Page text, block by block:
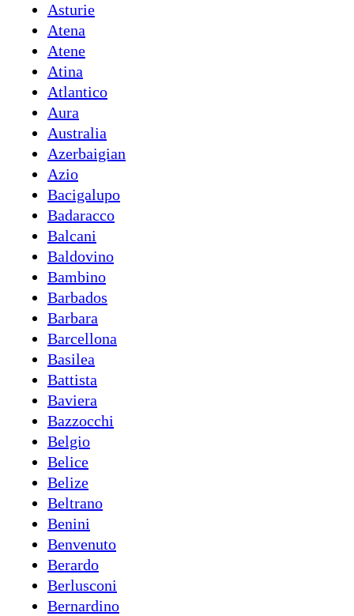
Asturie
Atena
Atene
Atina
Atlantico
Aura
Australia
Azerbaigian
Azio
Bacigalupo
Badaracco
Balcani
Baldovino
Bambino
Barbados
Barbara
Barcellona
Basilea
Battista
Baviera
Bazzocchi
Belgio
Belice
Belize
Beltrano
Benini
Benvenuto
Berardo
Berlusconi
Bernardino